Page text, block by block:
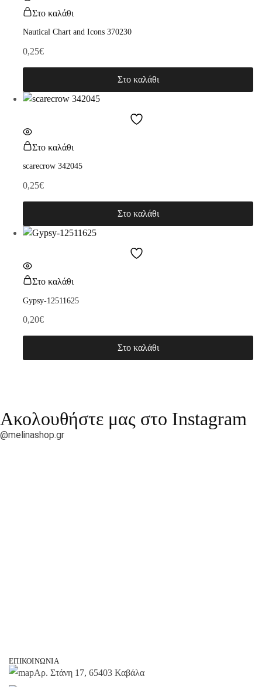
Στο καλάθι
Nautical Chart and Icons 370230
0,25€
Στο καλάθι
Στο καλάθι
scarecrow 342045
0,25€
Στο καλάθι
Στο καλάθι
Gypsy-12511625
0,20€
Στο καλάθι
Ακολουθήστε μας στο Instagram
@melinashop.gr
ΕΠΙΚΟΙΝΩΝΊΑ
Αρ. Στάνη 17, 65403 Καβάλα